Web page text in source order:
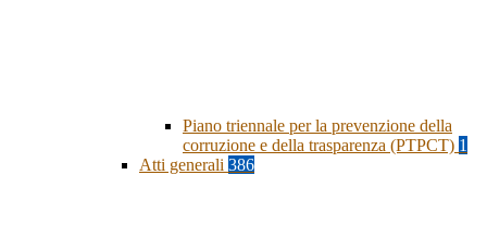
Piano triennale per la prevenzione della
corruzione e della trasparenza (PTPCT) 1
Atti generali 386